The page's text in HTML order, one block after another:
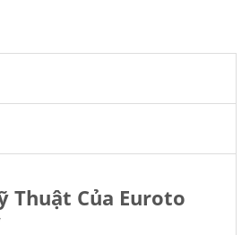
Thuật Của Euroto